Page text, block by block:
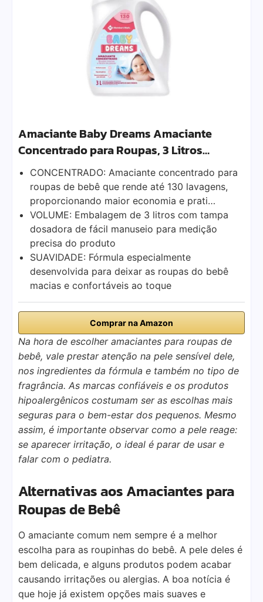
Amaciante Baby Dreams Amaciante
Concentrado para Roupas, 3 Litros…
CONCENTRADO: Amaciante concentrado para
roupas de bebê que rende até 130 lavagens,
proporcionando maior economia e prati…
VOLUME: Embalagem de 3 litros com tampa
dosadora de fácil manuseio para medição
precisa do produto
SUAVIDADE: Fórmula especialmente
desenvolvida para deixar as roupas do bebê
macias e confortáveis ao toque
Comprar na Amazon
Na hora de escolher amaciantes para roupas de
bebê, vale prestar atenção na pele sensível dele,
nos ingredientes da fórmula e também no tipo de
fragrância. As marcas confiáveis e os produtos
hipoalergênicos costumam ser as escolhas mais
seguras para o bem-estar dos pequenos. Mesmo
assim, é importante observar como a pele reage:
se aparecer irritação, o ideal é parar de usar e
falar com o pediatra.
Alternativas aos Amaciantes para
Roupas de Bebê
O amaciante comum nem sempre é a melhor
escolha para as roupinhas do bebê. A pele deles é
bem delicada, e alguns produtos podem acabar
causando irritações ou alergias. A boa notícia é
que hoje já existem opções mais suaves e